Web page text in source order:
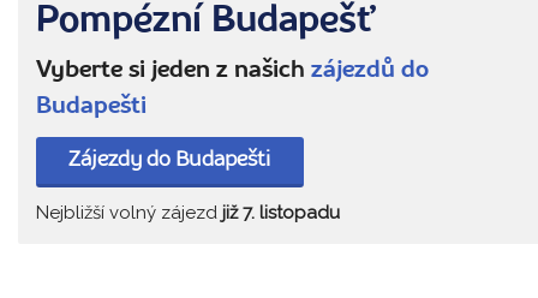
Pompézní Budapešť
Vyberte si jeden z našich zájezdů do
Budapešti
Zájezdy do Budapešti
Nejbližší volný zájezd již 7. listopadu